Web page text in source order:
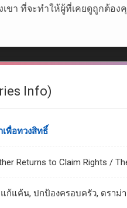
ขา ที่จะทำให้ผู้ที่เคยดูถูกต้อง
Info)
พื่อทวงสิทธิ์
Returns to Claim Rights /
ก้แค้น, ปกป้องครอบครัว, ดราม่า